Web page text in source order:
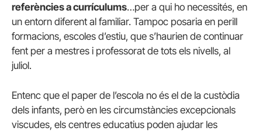
referències a currículums…per a qui ho necessités, en
un entorn diferent al familiar. Tampoc posaria en perill
formacions, escoles d’estiu, que s’haurien de continuar
fent per a mestres i professorat de tots els nivells, al
juliol.
Entenc que el paper de l’escola no és el de la custòdia
dels infants, però en les circumstàncies excepcionals
viscudes, els centres educatius poden ajudar les